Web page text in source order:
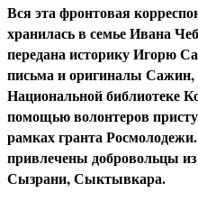
Вся эта фронтовая
хранилась в семье Ивана
передана историку Игорю
письма и оригиналы Сажин,
Национальной библиотеке
помощью волонтеров
рамках гранта
привлечены добровольцы
Сызрани, Сыктывкара.